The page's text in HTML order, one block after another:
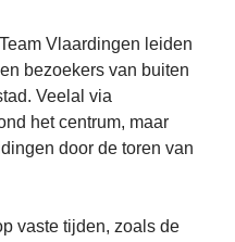
Vlaardingen leiden
bezoekers van buiten
Veelal via
het centrum, maar
door de toren van
vaste tijden, zoals de